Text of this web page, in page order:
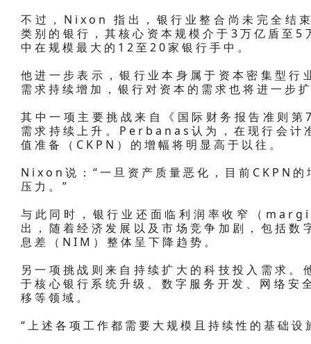
不过，Nixon 指出，银行业整合尚未完全结
类别的银行，其核心资本规模介于3万亿盾至
中在规模最大的12至20家银行手中。
他进一步表示，银行业本身属于资本密集型
需求持续增加，银行对资本的需求也将进一步
其中一项主要挑战来自《国际财务报告准则
需求持续上升。Perbanas认为，在现行会计
值准备（CKPN）的增幅将明显高于以往。
Nixon说：“一旦资产质量恶化，目前CKPN
压力。”
与此同时，银行业还面临利润率收窄（
出，随着经济发展以及市场竞争加剧，包括
息差（NIM）整体呈下降趋势。
另一项挑战则来自持续扩大的科技投入需求
于核心银行系统升级、数字服务开发、网络
移等领域。
“上述各项工作都需要大规模且持续性的基础设